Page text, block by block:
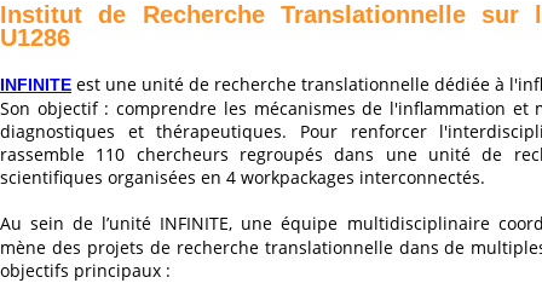
Institut de Recherche Translationnelle sur
U1286
INFINITE est une unité de recherche translationnelle dédiée à
Son objectif : comprendre les mécanismes de l'inflammation
diagnostiques et thérapeutiques. Pour renforcer
rassemble 110 chercheurs regroupés dans une unité de
scientifiques organisées en 4 workpackages interconnectés.
Au sein de l’unité INFINITE, une équipe multidisciplinaire
mène des projets de recherche translationnelle dans de
objectifs principaux :